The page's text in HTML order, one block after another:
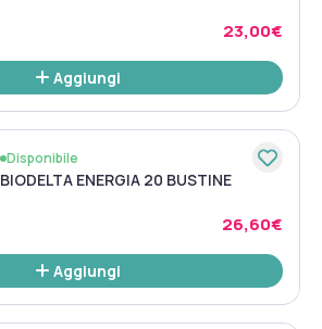
23,00€
Aggiungi
Disponibile
BIODELTA ENERGIA 20 BUSTINE
26,60€
Aggiungi